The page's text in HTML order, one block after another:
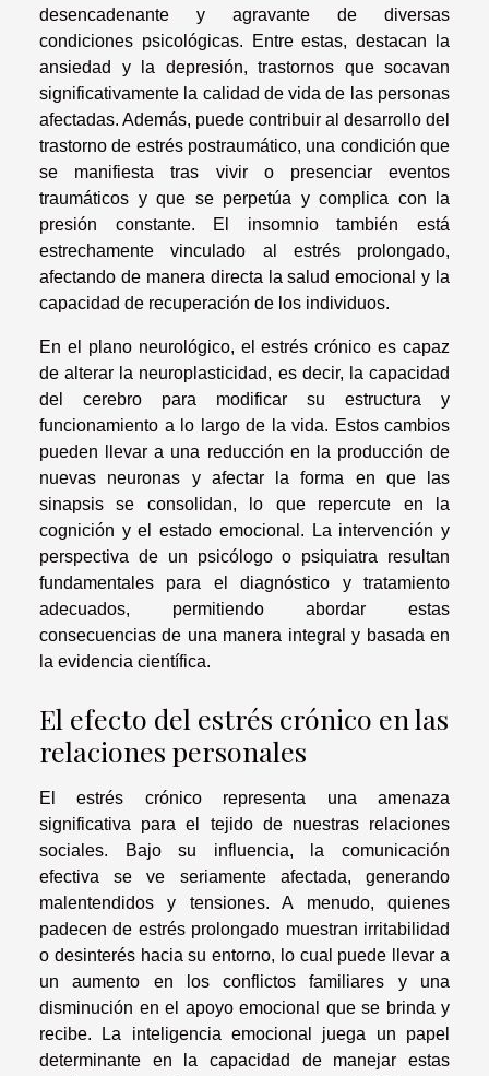
desencadenante y agravante de diversas
condiciones psicológicas. Entre estas, destacan la
ansiedad y la depresión, trastornos que socavan
significativamente la calidad de vida de las personas
afectadas. Además, puede contribuir al desarrollo del
trastorno de estrés postraumático, una condición que
se manifiesta tras vivir o presenciar eventos
traumáticos y que se perpetúa y complica con la
presión constante. El insomnio también está
estrechamente vinculado al estrés prolongado,
afectando de manera directa la salud emocional y la
capacidad de recuperación de los individuos.
En el plano neurológico, el estrés crónico es capaz
de alterar la neuroplasticidad, es decir, la capacidad
del cerebro para modificar su estructura y
funcionamiento a lo largo de la vida. Estos cambios
pueden llevar a una reducción en la producción de
nuevas neuronas y afectar la forma en que las
sinapsis se consolidan, lo que repercute en la
cognición y el estado emocional. La intervención y
perspectiva de un psicólogo o psiquiatra resultan
fundamentales para el diagnóstico y tratamiento
adecuados, permitiendo abordar estas
consecuencias de una manera integral y basada en
la evidencia científica.
El efecto del estrés crónico en las
relaciones personales
El estrés crónico representa una amenaza
significativa para el tejido de nuestras relaciones
sociales. Bajo su influencia, la comunicación
efectiva se ve seriamente afectada, generando
malentendidos y tensiones. A menudo, quienes
padecen de estrés prolongado muestran irritabilidad
o desinterés hacia su entorno, lo cual puede llevar a
un aumento en los conflictos familiares y una
disminución en el apoyo emocional que se brinda y
recibe. La inteligencia emocional juega un papel
determinante en la capacidad de manejar estas